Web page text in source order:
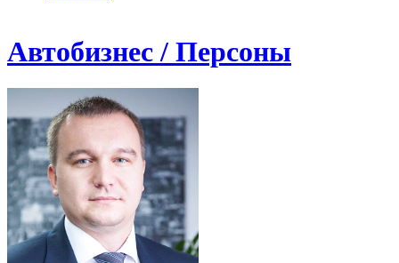
Автобизнес / Персоны